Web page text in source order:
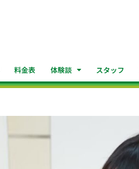
料金表 体験談 スタッフ